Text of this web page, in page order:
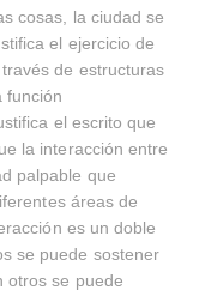
cosas, la ciudad se
el ejercicio de
de estructuras
función
el escrito que
la interacción entre
palpable que
áreas de
es un doble
se puede sostener
otros se puede